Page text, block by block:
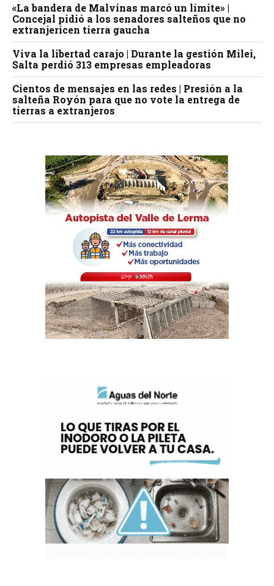
«La bandera de Malvinas marcó un límite» |
Concejal pidió a los senadores salteños que no
extranjericen tierra gaucha
Viva la libertad carajo | Durante la gestión Milei,
Salta perdió 313 empresas empleadoras
Cientos de mensajes en las redes | Presión a la
salteña Royón para que no vote la entrega de
tierras a extranjeros